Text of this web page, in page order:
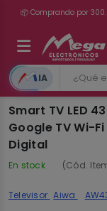
💳 ¡HASTA 24
IA
Smart TV LED
Google TV Wi-
Digital
En stock (Cód.
Televisor Aiwa